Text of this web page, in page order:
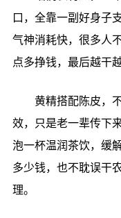
口，全靠一副好身子
气神消耗快，很多人
点多挣钱，最后越干
黄精搭配陈皮，
效，只是老一辈传下
泡一杯温润茶饮，缓
多少钱，也不耽误干
理。